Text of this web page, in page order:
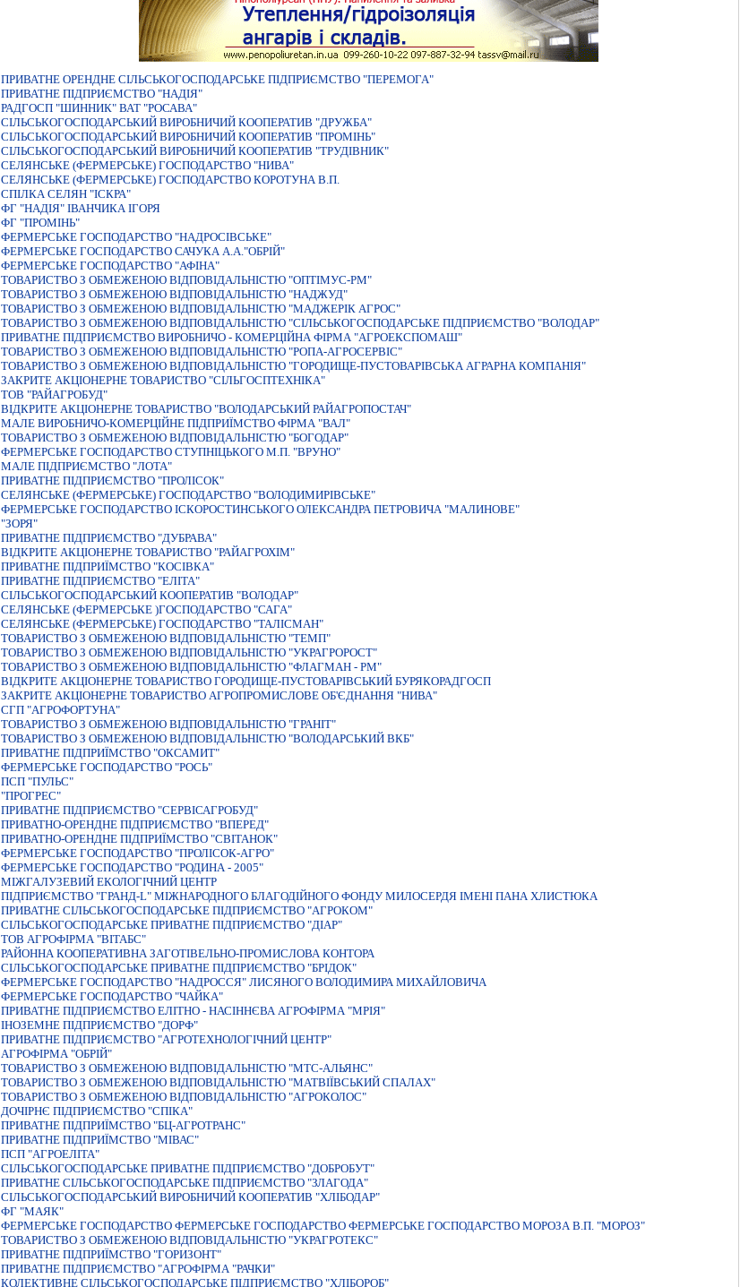
ПРИВАТНЕ ОРЕНДНЕ СIЛЬСЬКОГОСПОДАРСЬКЕ ПIДПРИЄМСТВО "ПЕРЕМОГА"
ПРИВАТНЕ ПІДПРИЄМСТВО "НАДІЯ"
РАДГОСП "ШИННИК" ВАТ "РОСАВА"
СІЛЬСЬКОГОСПОДАРСЬКИЙ ВИРОБНИЧИЙ КООПЕРАТИВ "ДРУЖБА"
СІЛЬСЬКОГОСПОДАРСЬКИЙ ВИРОБНИЧИЙ КООПЕРАТИВ "ПРОМІНЬ"
СІЛЬСЬКОГОСПОДАРСЬКИЙ ВИРОБНИЧИЙ КООПЕРАТИВ "ТРУДІВНИК"
СЕЛЯНСЬКЕ (ФЕРМЕРСЬКЕ) ГОСПОДАРСТВО "НИВА"
СЕЛЯНСЬКЕ (ФЕРМЕРСЬКЕ) ГОСПОДАРСТВО КОРОТУНА В.П.
СПІЛКА СЕЛЯН "ІСКРА"
ФГ "НАДІЯ" ІВАНЧИКА ІГОРЯ
ФГ "ПРОМІНЬ"
ФЕРМЕРСЬКЕ ГОСПОДАРСТВО "НАДРОСІВСЬКЕ"
ФЕРМЕРСЬКЕ ГОСПОДАРСТВО САЧУКА А.А."ОБРIЙ"
ФЕРМЕРСЬКЕ ГОСПОДАРСТВО "АФIНА"
ТОВАРИСТВО З ОБМЕЖЕНОЮ ВІДПОВІДАЛЬНІСТЮ "ОПТІМУС-РМ"
ТОВАРИСТВО З ОБМЕЖЕНОЮ ВIДПОВIДАЛЬНIСТЮ "НАДЖУД"
ТОВАРИСТВО З ОБМЕЖЕНОЮ ВIДПОВIДАЛЬНIСТЮ "МАДЖЕРIК АГРОС"
ТОВАРИСТВО З ОБМЕЖЕНОЮ ВIДПОВIДАЛЬНIСТЮ "СIЛЬСЬКОГОСПОДАРСЬКЕ ПIДПРИЄМСТВО "ВОЛОДАР"
ПРИВАТНЕ ПIДПРИЄМСТВО ВИРОБНИЧО - КОМЕРЦIЙНА ФIРМА "АГРОЕКСПОМАШ"
ТОВАРИСТВО З ОБМЕЖЕНОЮ ВIДПОВIДАЛЬНIСТЮ "РОПА-АГРОСЕРВIС"
ТОВАРИСТВО З ОБМЕЖЕНОЮ ВІДПОВІДАЛЬНІСТЮ "ГОРОДИЩЕ-ПУСТОВАРІВСЬКА АГРАРНА КОМПАНІЯ"
ЗАКРИТЕ АКЦIОНЕРНЕ ТОВАРИСТВО "СIЛЬГОСПТЕХНIКА"
ТОВ "РАЙАГРОБУД"
ВIДКРИТЕ АКЦIОНЕРНЕ ТОВАРИСТВО "ВОЛОДАРСЬКИЙ РАЙАГРОПОСТАЧ"
МАЛЕ ВИРОБНИЧО-КОМЕРЦIЙНЕ ПIДПРИЇМСТВО ФIРМА "ВАЛ"
ТОВАРИСТВО З ОБМЕЖЕНОЮ ВIДПОВIДАЛЬНIСТЮ "БОГОДАР"
ФЕРМЕРСЬКЕ ГОСПОДАРСТВО СТУПНІЦЬКОГО М.П. "ВРУНО"
МАЛЕ ПІДПРИЄМСТВО "ЛОТА"
ПРИВАТНЕ ПІДПРИЄМСТВО "ПРОЛІСОК"
СЕЛЯНСЬКЕ (ФЕРМЕРСЬКЕ) ГОСПОДАРСТВО "ВОЛОДИМИРIВСЬКЕ"
ФЕРМЕРСЬКЕ ГОСПОДАРСТВО ІСКОРОСТИНСЬКОГО ОЛЕКСАНДРА ПЕТРОВИЧА "МАЛИНОВЕ"
"ЗОРЯ"
ПРИВАТНЕ ПІДПРИЄМСТВО "ДУБРАВА"
ВIДКРИТЕ АКЦIОНЕРНЕ ТОВАРИСТВО "РАЙАГРОХIМ"
ПРИВАТНЕ ПIДПРИЇМСТВО "КОСIВКА"
ПРИВАТНЕ ПІДПРИЄМСТВО "ЕЛІТА"
СІЛЬСЬКОГОСПОДАРСЬКИЙ КООПЕРАТИВ "ВОЛОДАР"
СЕЛЯНСЬКЕ (ФЕРМЕРСЬКЕ )ГОСПОДАРСТВО "САГА"
СЕЛЯНСЬКЕ (ФЕРМЕРСЬКЕ) ГОСПОДАРСТВО "ТАЛIСМАН"
ТОВАРИСТВО З ОБМЕЖЕНОЮ ВIДПОВIДАЛЬНIСТЮ "ТЕМП"
ТОВАРИСТВО З ОБМЕЖЕНОЮ ВІДПОВІДАЛЬНІСТЮ "УКРАГРОРОСТ"
ТОВАРИСТВО З ОБМЕЖЕНОЮ ВIДПОВIДАЛЬНIСТЮ "ФЛАГМАН - РМ"
ВIДКРИТЕ АКЦIОНЕРНЕ ТОВАРИСТВО ГОРОДИЩЕ-ПУСТОВАРIВСЬКИЙ БУРЯКОРАДГОСП
ЗАКРИТЕ АКЦІОНЕРНЕ ТОВАРИСТВО АГРОПРОМИСЛОВЕ ОБ'ЄДНАННЯ "НИВА"
СГП "АГРОФОРТУНА"
ТОВАРИСТВО З ОБМЕЖЕНОЮ ВIДПОВIДАЛЬНIСТЮ "ГРАНIТ"
ТОВАРИСТВО З ОБМЕЖЕНОЮ ВІДПОВІДАЛЬНІСТЮ "ВОЛОДАРСЬКИЙ ВКБ"
ПРИВАТНЕ ПIДПРИЇМСТВО "ОКСАМИТ"
ФЕРМЕРСЬКЕ ГОСПОДАРСТВО "РОСЬ"
ПСП "ПУЛЬС"
"ПРОГРЕС"
ПРИВАТНЕ ПIДПРИЄМСТВО "СЕРВIСАГРОБУД"
ПРИВАТНО-ОРЕНДНЕ ПIДПРИЄМСТВО "ВПЕРЕД"
ПРИВАТНО-ОРЕНДНЕ ПIДПРИЇМСТВО "СВIТАНОК"
ФЕРМЕРСЬКЕ ГОСПОДАРСТВО "ПРОЛIСОК-АГРО"
ФЕРМЕРСЬКЕ ГОСПОДАРСТВО "РОДИНА - 2005"
МІЖГАЛУЗЕВИЙ ЕКОЛОГІЧНИЙ ЦЕНТР
ПIДПРИЄМСТВО "ГРАНД-L" МIЖНАРОДНОГО БЛАГОДIЙНОГО ФОНДУ МИЛОСЕРДЯ IМЕНI ПАНА ХЛИСТЮКА
ПРИВАТНЕ СІЛЬСЬКОГОСПОДАРСЬКЕ ПІДПРИЄМСТВО "АГРОКОМ"
СIЛЬСЬКОГОСПОДАРСЬКЕ ПРИВАТНЕ ПIДПРИЄМСТВО "ДIАР"
ТОВ АГРОФІРМА "ВІТАБС"
РАЙОННА КООПЕРАТИВНА ЗАГОТIВЕЛЬНО-ПРОМИСЛОВА КОНТОРА
СІЛЬСЬКОГОСПОДАРСЬКЕ ПРИВАТНЕ ПІДПРИЄМСТВО "БРІДОК"
ФЕРМЕРСЬКЕ ГОСПОДАРСТВО "НАДРОССЯ" ЛИСЯНОГО ВОЛОДИМИРА МИХАЙЛОВИЧА
ФЕРМЕРСЬКЕ ГОСПОДАРСТВО "ЧАЙКА"
ПРИВАТНЕ ПIДПРИЄМСТВО ЕЛIТНО - НАСIННЄВА АГРОФIРМА "МРIЯ"
IНОЗЕМНЕ ПIДПРИЄМСТВО "ДОРФ"
ПРИВАТНЕ ПIДПРИЄМСТВО "АГРОТЕХНОЛОГIЧНИЙ ЦЕНТР"
АГРОФІРМА "ОБРІЙ"
ТОВАРИСТВО З ОБМЕЖЕНОЮ ВIДПОВIДАЛЬНIСТЮ "МТС-АЛЬЯНС"
ТОВАРИСТВО З ОБМЕЖЕНОЮ ВIДПОВIДАЛЬНIСТЮ "МАТВIЇВСЬКИЙ СПАЛАХ"
ТОВАРИСТВО З ОБМЕЖЕНОЮ ВІДПОВІДАЛЬНІСТЮ "АГРОКОЛОС"
ДОЧIРНЄ ПIДПРИЄМСТВО "СПIКА"
ПРИВАТНЕ ПIДПРИЇМСТВО "БЦ-АГРОТРАНС"
ПРИВАТНЕ ПIДПРИЇМСТВО "МIВАС"
ПСП "АГРОЕЛІТА"
СIЛЬСЬКОГОСПОДАРСЬКЕ ПРИВАТНЕ ПIДПРИЄМСТВО "ДОБРОБУТ"
ПРИВАТНЕ СІЛЬСЬКОГОСПОДАРСЬКЕ ПІДПРИЄМСТВО "ЗЛАГОДА"
СІЛЬСЬКОГОСПОДАРСЬКИЙ ВИРОБНИЧИЙ КООПЕРАТИВ "ХЛІБОДАР"
ФГ "МАЯК"
ФЕРМЕРСЬКЕ ГОСПОДАРСТВО ФЕРМЕРСЬКЕ ГОСПОДАРСТВО ФЕРМЕРСЬКЕ ГОСПОДАРСТВО МОРОЗА В.П. "МОРОЗ"
ТОВАРИСТВО З ОБМЕЖЕНОЮ ВІДПОВІДАЛЬНІСТЮ "УКРАГРОТЕКС"
ПРИВАТНЕ ПIДПРИЇМСТВО "ГОРИЗОНТ"
ПРИВАТНЕ ПIДПРИЄМСТВО "АГРОФIРМА "РАЧКИ"
КОЛЕКТИВНЕ СIЛЬСЬКОГОСПОДАРСЬКЕ ПIДПРИЄМСТВО "ХЛIБОРОБ"